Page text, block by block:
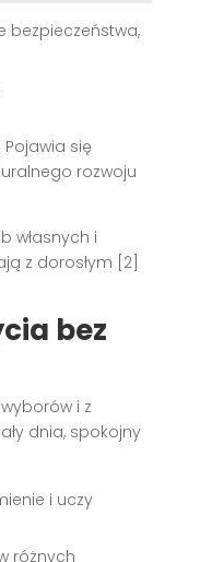
bezpieczeństwa,
się
rozwoju
własnych i
z dorosłym [2]
bez
i z
dnia, spokojny
i uczy
różnych